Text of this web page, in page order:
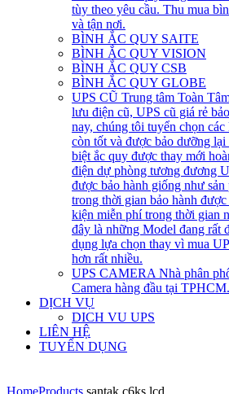
tùy theo yêu cầu. Thu mua
và tận nơi.
BÌNH ẮC QUY SAITE
BÌNH ẮC QUY VISION
BÌNH ẮC QUY CSB
BÌNH ẮC QUY GLOBE
UPS CŨ Trung tâm Toàn
lưu điện cũ, UPS cũ giá rẻ
nay, chúng tôi tuyển chọn
còn tốt và được bảo dưỡng
biệt ắc quy được thay mới
điện dự phòng tương đương
được bảo hành giống như
trong thời gian bảo hành
kiện miễn phí trong thời gian
đây là những Model đang rất
dụng lựa chọn thay vì mua
hơn rất nhiều.
UPS CAMERA Nhà phân
Camera hàng đầu tại TPHCM.
DỊCH VỤ
DICH VU UPS
LIÊN HỆ
TUYỂN DỤNG
HomeProducts santak c6ks lcd